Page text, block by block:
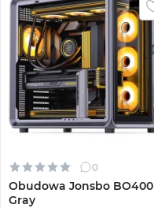
0
Obudowa Jonsbo BO400
Gray